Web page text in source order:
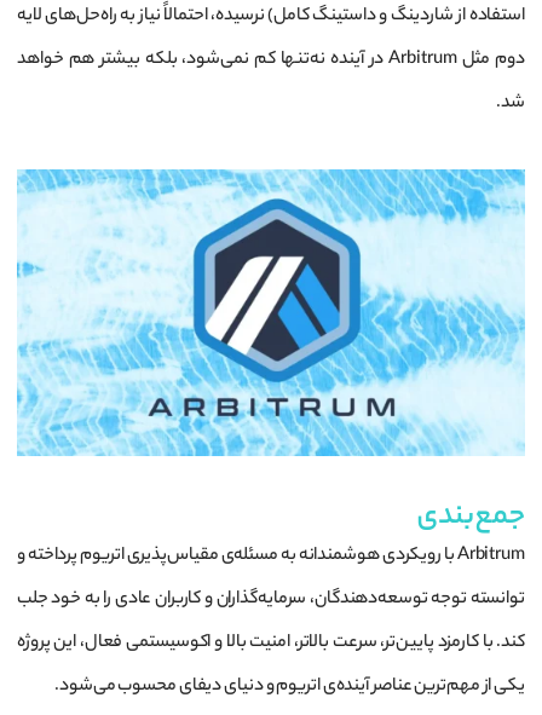
استفاده از شاردینگ و داستینگ کامل) نرسیده، احتمالاً نیاز به راه‌حل‌های لایه
دوم مثل Arbitrum در آینده نه‌تنها کم نمی‌شود، بلکه بیشتر هم خواهد
شد.
جمع‌بندی
Arbitrum با رویکردی هوشمندانه به مسئله‌ی مقیاس‌پذیری اتریوم پرداخته و
توانسته توجه توسعه‌دهندگان، سرمایه‌گذاران و کاربران عادی را به خود جلب
کند. با کارمزد پایین‌تر، سرعت بالاتر، امنیت بالا و اکوسیستمی فعال، این پروژه
یکی از مهم‌ترین عناصر آینده‌ی اتریوم و دنیای دیفای محسوب می‌شود.